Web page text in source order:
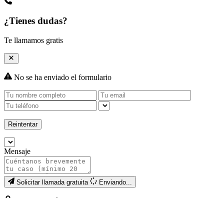
¿Tienes dudas?
Te llamamos gratis
No se ha enviado el formulario
Reintentar
Mensaje
Solicitar llamada gratuita Enviando...